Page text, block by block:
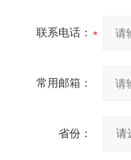
联系电话：
常用邮箱：
省份：